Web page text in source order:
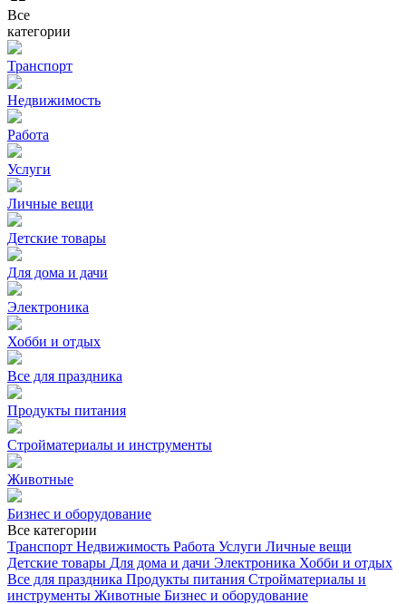
Все
категории
Транспорт
Недвижимость
Работа
Услуги
Личные вещи
Детские товары
Для дома и дачи
Электроника
Хобби и отдых
Все для праздника
Продукты питания
Стройматериалы и инструменты
Животные
Бизнес и оборудование
Все категории
Транспорт Недвижимость Работа Услуги Личные вещи
Детские товары Для дома и дачи Электроника Хобби и отдых
Все для праздника Продукты питания Стройматериалы и
инструменты Животные Бизнес и оборудование